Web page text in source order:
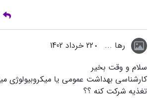
رها ...
22 خرداد 1402
سلام و وقت بخیر
کارشناسی بهداشت عمومی یا میکروبیولوژی
تغذیه شرکت کنه ؟؟